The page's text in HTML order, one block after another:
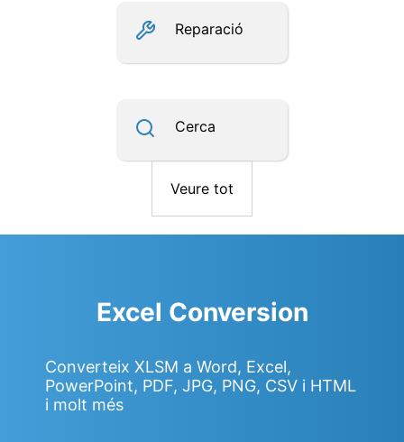
Reparació
Cerca
Veure tot
Excel Conversion
Converteix XLSM a Word, Excel,
PowerPoint, PDF, JPG, PNG, CSV i HTML
i molt més